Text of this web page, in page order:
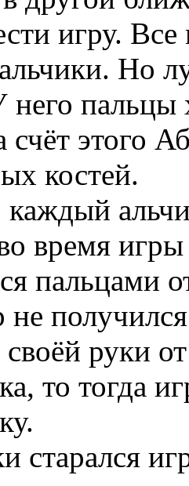
игру.
Но
пальцы
счёт этого
костей.
каждый
время
пальцами
не
руки
то тогда
старался